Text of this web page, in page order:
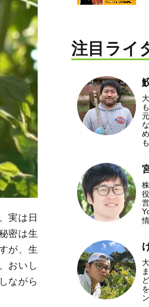
実は日
密は生
が、生
おいし
ながら
注目ライ